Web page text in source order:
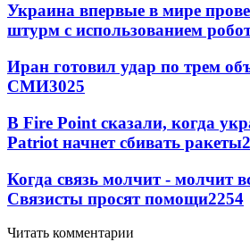
Украина впервые в мире
штурм с использованием
Иран готовил удар по трем
СМИ3025
В Fire Point сказали, когда
Patriot начнет сбивать ракеты
Когда связь молчит - молчит
Связисты просят помощи2254
Читать комментарии